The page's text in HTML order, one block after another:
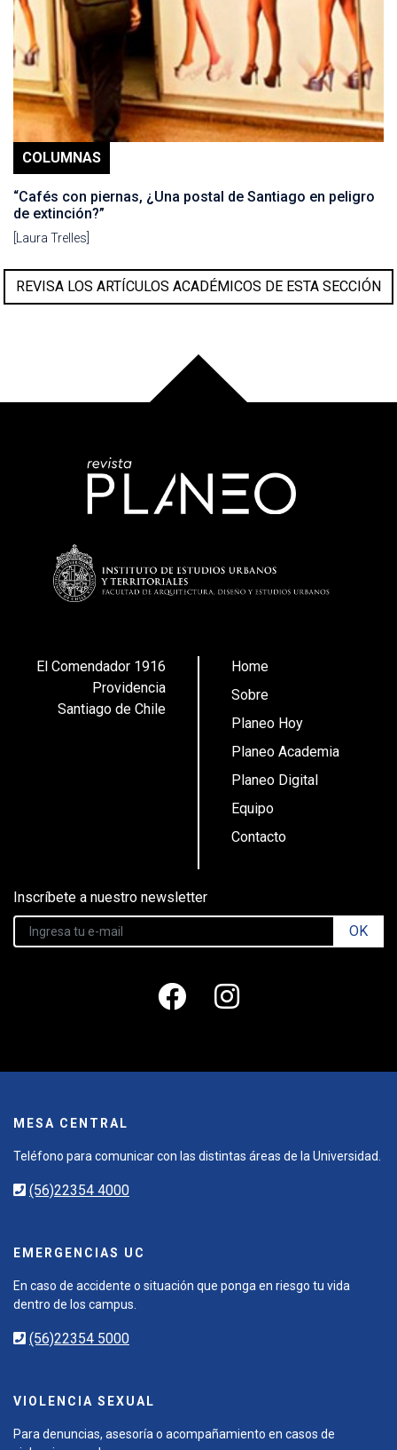
COLUMNAS
“Cafés con piernas, ¿Una postal de Santiago en peligro
de extinción?”
[Laura Trelles]
REVISA LOS ARTÍCULOS ACADÉMICOS DE ESTA SECCIÓN
El Comendador 1916
Providencia
Santiago de Chile
Home
Sobre
Planeo Hoy
Planeo Academia
Planeo Digital
Equipo
Contacto
Inscríbete a nuestro newsletter
OK
MESA CENTRAL
Teléfono para comunicar con las distintas áreas de la Universidad.
(56)22354 4000
EMERGENCIAS UC
En caso de accidente o situación que ponga en riesgo tu vida
dentro de los campus.
(56)22354 5000
VIOLENCIA SEXUAL
Para denuncias, asesoría o acompañamiento en casos de